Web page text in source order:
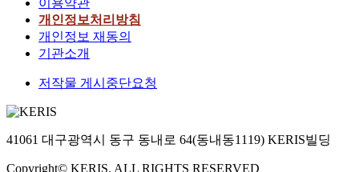
이용약관
개인정보처리방침
개인정보 재동의
기관소개
저작물 게시중단요청
41061 대구광역시 동구 동내로 64(동내동1119) KERIS빌딩
Copyright© KERIS. ALL RIGHTS RESERVED